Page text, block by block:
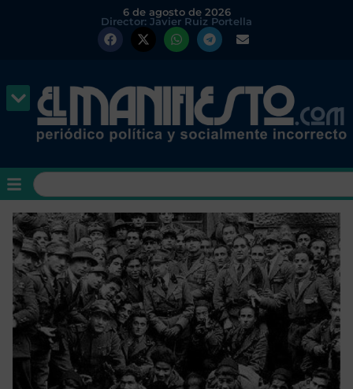
6 de agosto de 2026
Director: Javier Ruiz Portella